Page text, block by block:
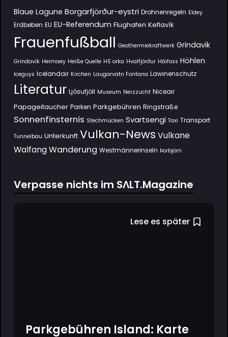
Blaue Lagune Borgarfjörður-eystri Drohnenregeln Eldey
Erdbeben EU EU-Referendum Flughafen Keflavík
Frauenfußball Geothermiekraftwerk Grindavik
Grindavík Heimaey Heiße Quelle HS orka Hvalfjörður Háifoss Höhlen
Iceguys Icelandair Kirchen Laugarvatn Fontana Lawinenschutz
Literatur Ljósufjöll Museum Nerzzucht Niceair
Papageitaucher Parken Parkgebühren Ringstraße
Sonnenfinsternis Stechmücken Svartsengi Taxi Transport
Tunnelbau Unterkunft Vulkan-News Vulkane
Walfang Wanderung Westmännerinseln Þorbjörn
Verpasse nichts im SΛLT.Magazine
Lese es später
Parkgebühren Island: Karte